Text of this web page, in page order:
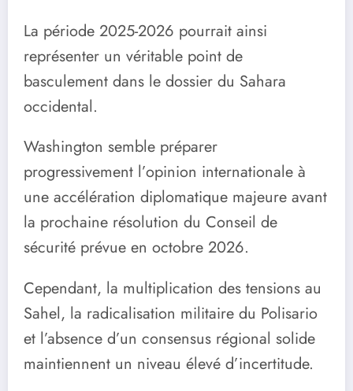
La période 2025-2026 pourrait ainsi
représenter un véritable point de
basculement dans le dossier du Sahara
occidental.
Washington semble préparer
progressivement l’opinion internationale à
une accélération diplomatique majeure avant
la prochaine résolution du Conseil de
sécurité prévue en octobre 2026.
Cependant, la multiplication des tensions au
Sahel, la radicalisation militaire du Polisario
et l’absence d’un consensus régional solide
maintiennent un niveau élevé d’incertitude.